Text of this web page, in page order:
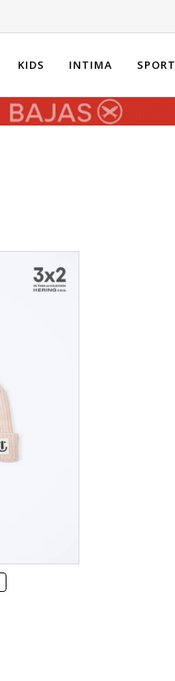
KIDS INTIMA SPORT